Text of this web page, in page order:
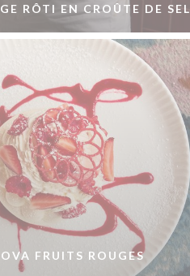
RÔTI EN CROÛTE DE SEL
FRUITS ROUGES